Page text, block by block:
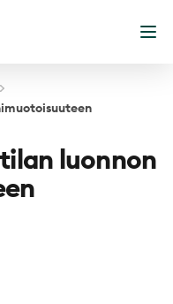
luonnon